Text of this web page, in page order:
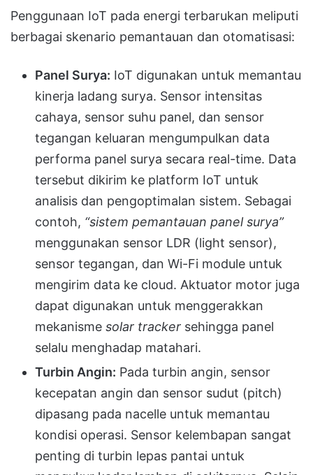
Penggunaan IoT pada energi terbarukan meliputi
berbagai skenario pemantauan dan otomatisasi:
Panel Surya: IoT digunakan untuk memantau
kinerja ladang surya. Sensor intensitas
cahaya, sensor suhu panel, dan sensor
tegangan keluaran mengumpulkan data
performa panel surya secara real-time. Data
tersebut dikirim ke platform IoT untuk
analisis dan pengoptimalan sistem. Sebagai
contoh, “sistem pemantauan panel surya”
menggunakan sensor LDR (light sensor),
sensor tegangan, dan Wi-Fi module untuk
mengirim data ke cloud. Aktuator motor juga
dapat digunakan untuk menggerakkan
mekanisme solar tracker sehingga panel
selalu menghadap matahari.
Turbin Angin: Pada turbin angin, sensor
kecepatan angin dan sensor sudut (pitch)
dipasang pada nacelle untuk memantau
kondisi operasi. Sensor kelembapan sangat
penting di turbin lepas pantai untuk